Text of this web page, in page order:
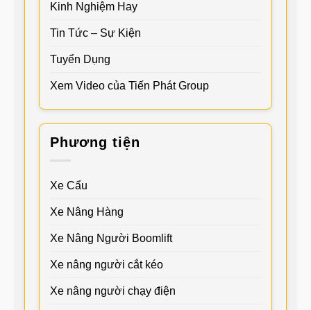
Kinh Nghiệm Hay
Tin Tức – Sự Kiện
Tuyển Dụng
Xem Video của Tiến Phát Group
Phương tiện
Xe Cẩu
Xe Nâng Hàng
Xe Nâng Người Boomlift
Xe nâng người cắt kéo
Xe nâng người chạy điện